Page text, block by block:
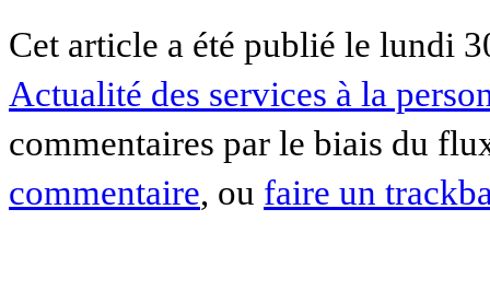
Cet article a été publié le lundi
Actualité des services à la
commentaires par le biais du
commentaire, ou faire un